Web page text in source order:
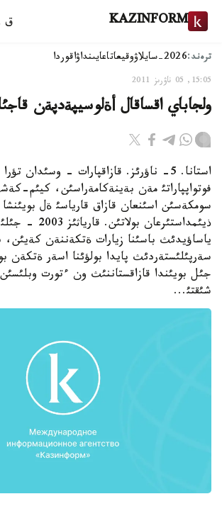
KAZINFORM ق
ترەند:2026-سايلاۋ وقيعاتاعايىنداۋاقوردا
15:05, 05 ناۋرىز 2011
ولجاباي اقساقال أةلوسيپةدپةن
استانا. 5- ناؤرئز. قازاقپارات - وسئدان
فوتواپپاراتئ مةن بةينةكامةراسئن، كيئم-
سومكةسئن اسئنعان قازاق قارياسئ ةل
ذيئمداستئرعان
ياساؤيدئث باسئنا زيارات ةتكةننةن كةيئن،
سةرپئلئستةردئث پايدا بولؤئنا اسةر
جئل بويئندا قازاقستاننئث ون ءتورت
شئقتئ...